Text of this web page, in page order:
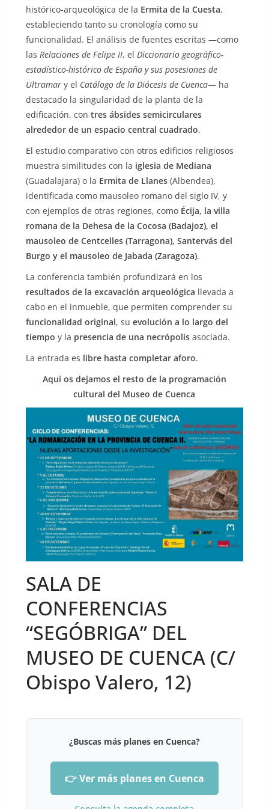
histórico-arqueológica de la Ermita de la Cuesta,
estableciendo tanto su cronología como su
funcionalidad. El análisis de fuentes escritas —como
las Relaciones de Felipe II, el Diccionario geográfico-
estadístico-histórico de España y sus posesiones de
Ultramary el Catálogo de la Diócesis de Cuenca— ha
destacado la singularidad de la planta de la
edificación, con tres ábsides semicirculares
alrededor de un espacio central cuadrado.
El estudio comparativo con otros edificios religiosos
muestra similitudes con la iglesia de Mediana
(Guadalajara) o la Ermita de Llanes(Albendea),
identificada como mausoleo romano del siglo IV, y
con ejemplos de otras regiones, como Écija, la villa
romana de la Dehesa de la Cocosa (Badajoz), el
mausoleo de Centcelles (Tarragona), Santervás del
Burgo y el mausoleo de Jabada (Zaragoza).
La conferencia también profundizará en los
resultados de la excavación arqueológica llevada a
cabo en el inmueble, que permiten comprender su
funcionalidad original, su evolución a lo largo del
tiempo y la presencia de una necrópolisasociada.
La entrada es libre hasta completar aforo.
Aquí os dejamos el resto de la programación
cultural del Museo de Cuenca
SALA DE
CONFERENCIAS
“SEGÓBRIGA” DEL
MUSEO DE CUENCA (C/
Obispo Valero, 12)
¿Buscas más planes en Cuenca?
👉 Ver más planes en Cuenca